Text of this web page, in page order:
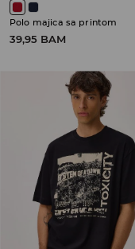
Polo majica sa printom
39,95 BAM